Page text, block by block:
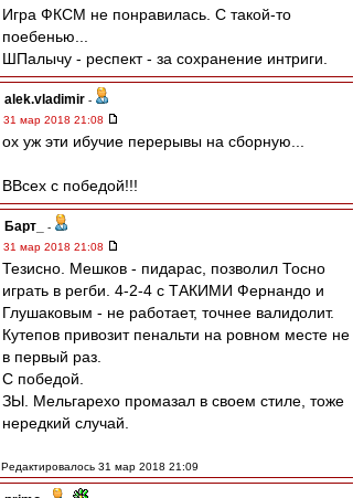
Игра ФКСМ не понравилась. С такой-то
поебенью...
ШПалычу - респект - за сохранение интриги.
alek.vladimir -
31 мар 2018 21:08
ох уж эти ибучие перерывы на сборную...
ВВсех с победой!!!
Барт_
-
31 мар 2018 21:08
Тезисно. Мешков - пидарас, позволил Тосно
играть в регби. 4-2-4 с ТАКИМИ Фернандо и
Глушаковым - не работает, точнее валидолит.
Кутепов привозит пенальти на ровном месте не
в первый раз.
С победой.
ЗЫ. Мельгарехо промазал в своем стиле, тоже
нередкий случай.
Редактировалось 31 мар 2018 21:09